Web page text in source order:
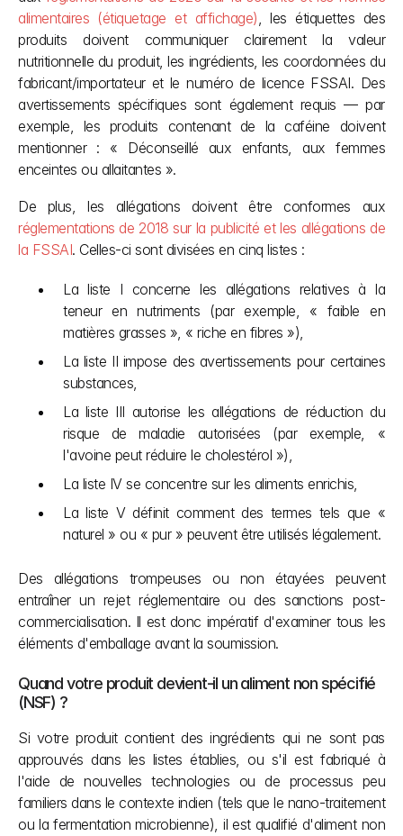
alimentaires (étiquetage et affichage), les étiquettes des
produits doivent communiquer clairement la valeur
nutritionnelle du produit, les ingrédients, les coordonnées du
fabricant/importateur et le numéro de licence FSSAI. Des
avertissements spécifiques sont également requis — par
exemple, les produits contenant de la caféine doivent
mentionner : « Déconseillé aux enfants, aux femmes
enceintes ou allaitantes ».
réglementations de 2018 sur la publicité et les allégations de
la FSSAI. Celles-ci sont divisées en cinq listes :
La liste I concerne les allégations relatives à la
teneur en nutriments (par exemple, « faible en
matières grasses », « riche en fibres »),
La liste II impose des avertissements pour certaines
substances,
La liste III autorise les allégations de réduction du
risque de maladie autorisées (par exemple, «
l'avoine peut réduire le cholestérol »),
La liste IV se concentre sur les aliments enrichis,
La liste V définit comment des termes tels que «
naturel » ou « pur » peuvent être utilisés légalement.
Des allégations trompeuses ou non étayées peuvent
entraîner un rejet réglementaire ou des sanctions post-
commercialisation. Il est donc impératif d'examiner tous les
éléments d'emballage avant la soumission.
Quand votre produit devient-il un aliment non spécifié
(NSF) ?
Si votre produit contient des ingrédients qui ne sont pas
approuvés dans les listes établies, ou s'il est fabriqué à
l'aide de nouvelles technologies ou de processus peu
familiers dans le contexte indien (tels que le nano-traitement
ou la fermentation microbienne), il est qualifié d'aliment non